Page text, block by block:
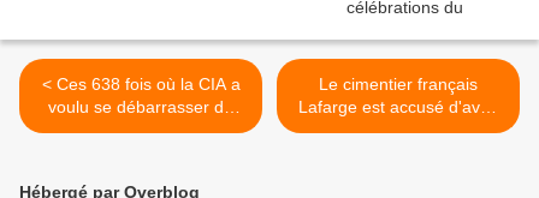
< Ces 638 fois où la CIA a
voulu se débarrasser de
Fidel Castro (Le Monde)
Le cimentier français
Lafarge est accusé d'avoir
financé Daech (Press TV) >
Hébergé par Overblog